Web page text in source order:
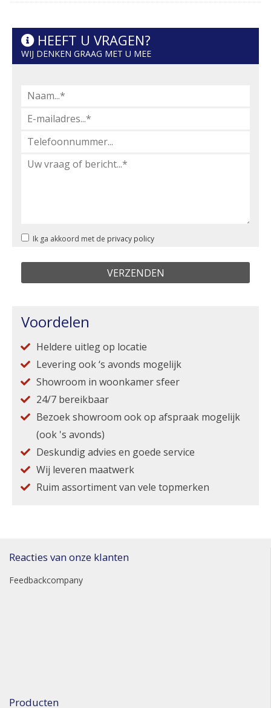
HEEFT U VRAGEN?
WIJ DENKEN GRAAG MET U MEE
Ik ga akkoord met de privacy policy
Voordelen
Heldere uitleg op locatie
Levering ook ‘s avonds mogelijk
Showroom in woonkamer sfeer
24/7 bereikbaar
Bezoek showroom ook op afspraak mogelijk
(ook 's avonds)
Deskundig advies en goede service
Wij leveren maatwerk
Ruim assortiment van vele topmerken
Reacties van onze klanten
Feedbackcompany
Producten